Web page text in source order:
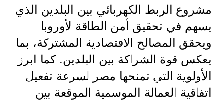
مشروع الربط الكهربائي بين البلدين الذي
يسهم في تحقيق أمن الطاقة لأوروبا
ويحقق المصالح الاقتصادية المشتركة، بما
يعكس قوة الشراكة بين البلدين. كما ابرز
الأولوية التي تمنحها مصر لسرعة تفعيل
اتفاقية العمالة الموسمية الموقعة بين